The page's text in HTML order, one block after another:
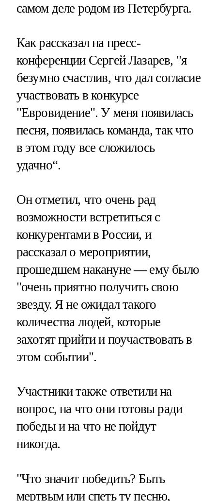
самом деле родом из Петербурга.
Как рассказал на пресс-
конференции Сергей Лазарев, "я
безумно счастлив, что дал согласие
участвовать в конкурсе
"Евровидение". У меня появилась
песня, появилась команда, так что
в этом году все сложилось
удачно“.
Он отметил, что очень рад
возможности встретиться с
конкурентами в России, и
рассказал о мероприятии,
прошедшем накануне — ему было
"очень приятно получить свою
звезду. Я не ожидал такого
количества людей, которые
захотят прийти и поучаствовать в
этом событии".
Участники также ответили на
вопрос, на что они готовы ради
победы и на что не пойдут
никогда.
"Что значит победить? Быть
мертвым или спеть ту песню,